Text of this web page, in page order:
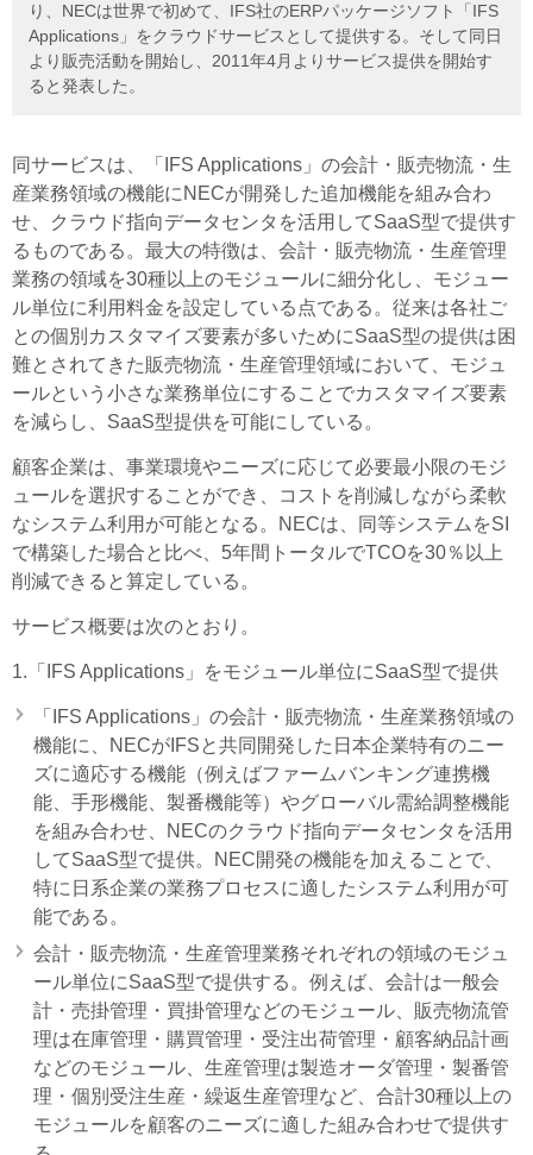
り、NECは世界で初めて、IFS社のERPパッケージソフト「IFS
Applications」をクラウドサービスとして提供する。そして同日
より販売活動を開始し、2011年4月よりサービス提供を開始す
ると発表した。
同サービスは、「IFS Applications」の会計・販売物流・生
産業務領域の機能にNECが開発した追加機能を組み合わ
せ、クラウド指向データセンタを活用してSaaS型で提供す
るものである。最大の特徴は、会計・販売物流・生産管理
業務の領域を30種以上のモジュールに細分化し、モジュー
ル単位に利用料金を設定している点である。従来は各社ご
との個別カスタマイズ要素が多いためにSaaS型の提供は困
難とされてきた販売物流・生産管理領域において、モジュ
ールという小さな業務単位にすることでカスタマイズ要素
を減らし、SaaS型提供を可能にしている。
顧客企業は、事業環境やニーズに応じて必要最小限のモジ
ュールを選択することができ、コストを削減しながら柔軟
なシステム利用が可能となる。NECは、同等システムをSI
で構築した場合と比べ、5年間トータルでTCOを30％以上
削減できると算定している。
サービス概要は次のとおり。
1.「IFS Applications」をモジュール単位にSaaS型で提供
「IFS Applications」の会計・販売物流・生産業務領域の
機能に、NECがIFSと共同開発した日本企業特有のニー
ズに適応する機能（例えばファームバンキング連携機
能、手形機能、製番機能等）やグローバル需給調整機能
を組み合わせ、NECのクラウド指向データセンタを活用
してSaaS型で提供。NEC開発の機能を加えることで、
特に日系企業の業務プロセスに適したシステム利用が可
能である。
会計・販売物流・生産管理業務それぞれの領域のモジュ
ール単位にSaaS型で提供する。例えば、会計は一般会
計・売掛管理・買掛管理などのモジュール、販売物流管
理は在庫管理・購買管理・受注出荷管理・顧客納品計画
などのモジュール、生産管理は製造オーダ管理・製番管
理・個別受注生産・繰返生産管理など、合計30種以上の
モジュールを顧客のニーズに適した組み合わせで提供す